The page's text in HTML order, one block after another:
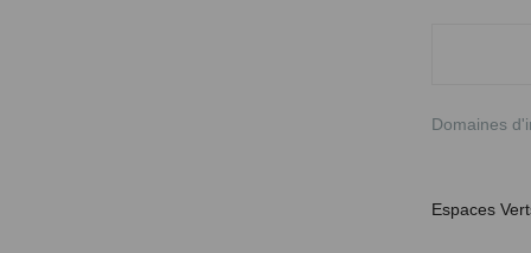
Domaines
Espaces